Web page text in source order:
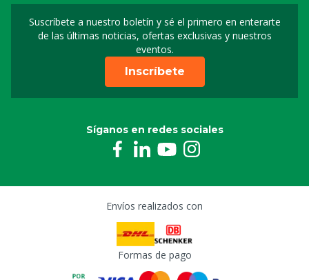
Suscríbete a nuestro boletín y sé el primero en enterarte
de las últimas noticias, ofertas exclusivas y nuestros
eventos.
Suscripción a nuestro
Inscríbete
Síganos en redes sociales
Envíos realizados con
Formas de pago